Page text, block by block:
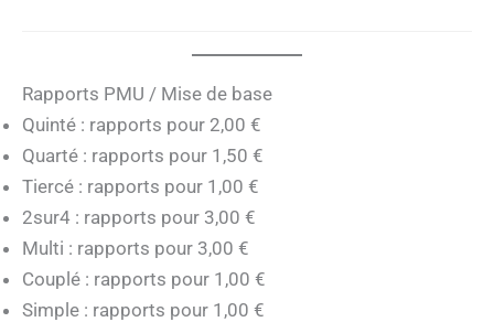
Rapports PMU / Mise de base
Quinté : rapports pour 2,00 €
Quarté : rapports pour 1,50 €
Tiercé : rapports pour 1,00 €
2sur4 : rapports pour 3,00 €
Multi : rapports pour 3,00 €
Couplé : rapports pour 1,00 €
Simple : rapports pour 1,00 €